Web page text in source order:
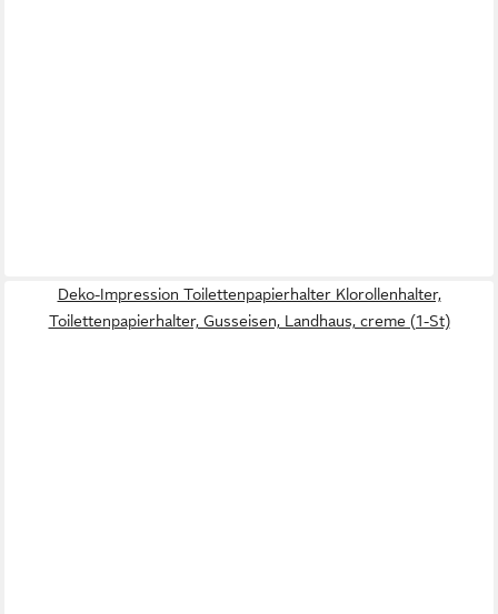
Deko-Impression Toilettenpapierhalter Klorollenhalter,
Toilettenpapierhalter, Gusseisen, Landhaus, creme (1-St)